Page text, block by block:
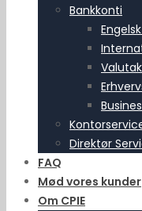
Bankkonti
Direktør
FAQ
Mød vores kunder
Om CPIE